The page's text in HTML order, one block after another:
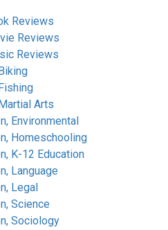
Reviews
Reviews
Reviews
Arts
Environmental
Homeschooling
K-12 Education
Language
Legal
Science
Sociology